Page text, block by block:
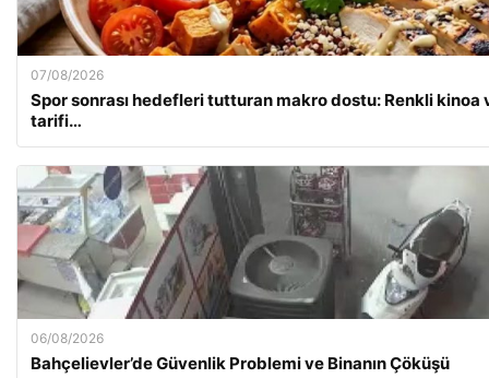
07/08/2026
Spor sonrası hedefleri tutturan makro dostu: Renkli kinoa
tarifi…
06/08/2026
Bahçelievler’de Güvenlik Problemi ve Binanın Çöküşü